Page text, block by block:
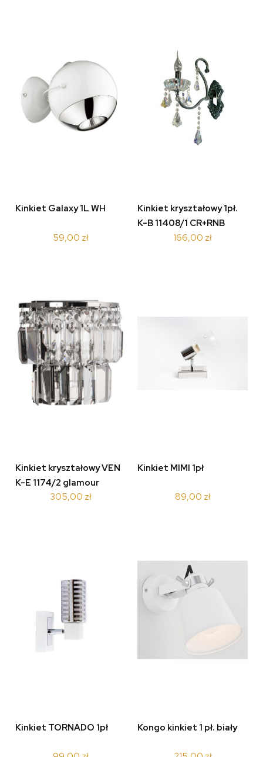
Kinkiet Galaxy 1L WH
59,00 zł
Kinkiet kryształowy 1pł.
K-B 11408/1 CR+RNB
166,00 zł
Kinkiet kryształowy VEN
K-E 1174/2 glamour
305,00 zł
Kinkiet MIMI 1pł
89,00 zł
Kinkiet TORNADO 1pł Kongo kinkiet 1 pł. biały